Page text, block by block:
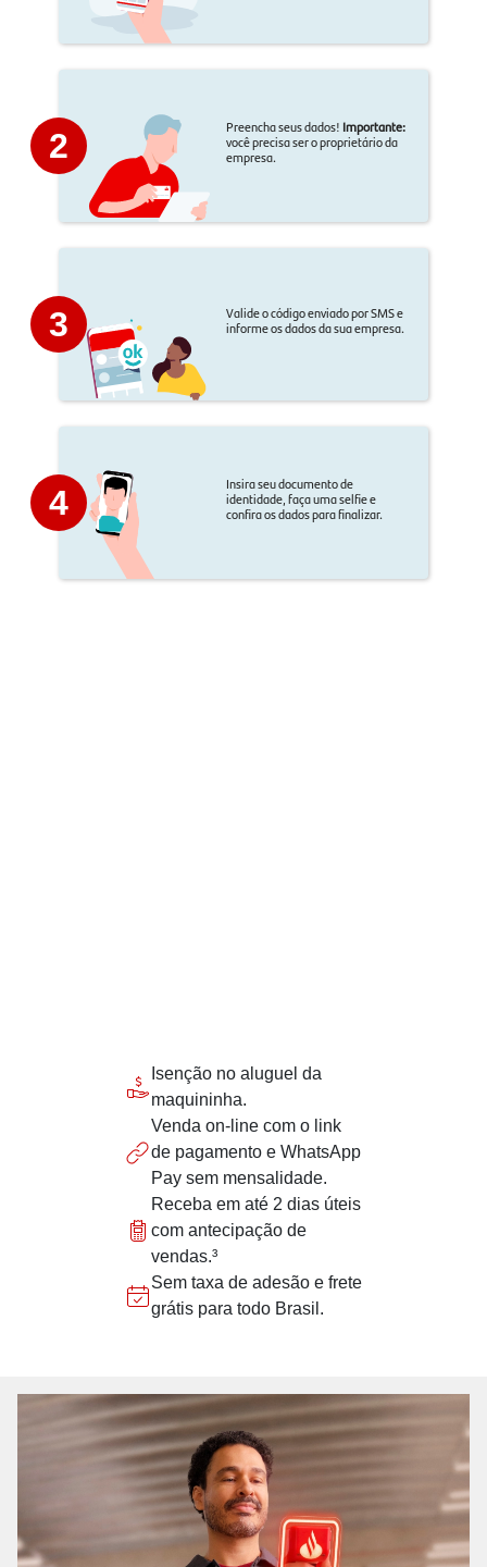
2 Preencha seus dados! Importante:
você precisa ser o proprietário da
empresa.
3 Valide o código enviado por SMS e
informe os dados da sua empresa.
4 Insira seu documento de
identidade, faça uma selfie e
confira os dados para finalizar.
Isenção no aluguel da
maquininha.
Venda on-line com o link
de pagamento e WhatsApp
Pay sem mensalidade.
Receba em até 2 dias úteis
com antecipação de
vendas.³
Sem taxa de adesão e frete
grátis para todo Brasil.